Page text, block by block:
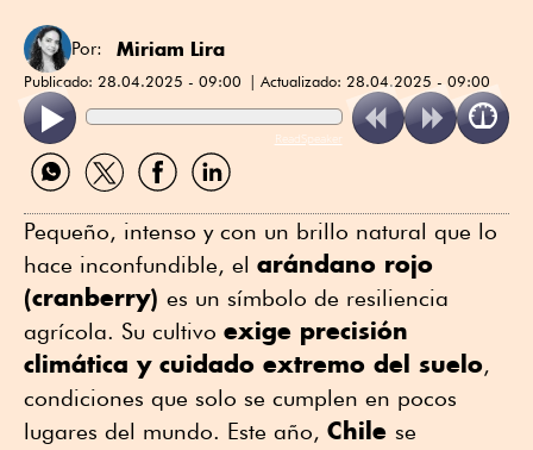
Por: Miriam Lira
Publicado: 28.04.2025 - 09:00 Actualizado: 28.04.2025 - 09:00
ReadSpeaker
Compartir
por
Compartir
por
Compartir
por
Compartir
por
Pequeño, intenso y con un brillo natural que lo
hace inconfundible, el arándano rojo
(cranberry) es un símbolo de resiliencia
agrícola. Su cultivo exige precisión
climática y cuidado extremo del suelo,
condiciones que solo se cumplen en pocos
lugares del mundo. Este año, Chile se